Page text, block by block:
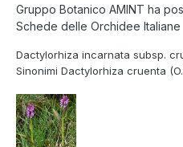
Gruppo Botanico AMINT ha
Schede delle Orchidee Italiane
Dactylorhiza incarnata subsp.
Sinonimi Dactylorhiza cruenta
subsp. haematodes (Rchb.) Soó
Divisione: Magnoliophyta Classe: